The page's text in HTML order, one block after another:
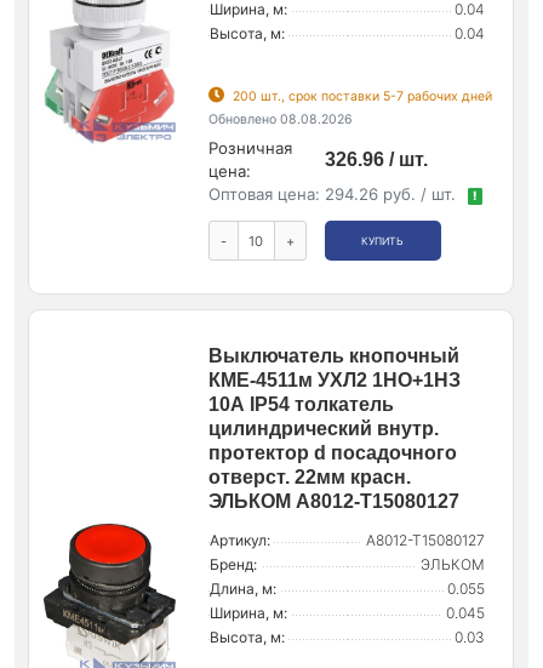
Ширина, м:
0.04
Высота, м:
0.04
200 шт., срок поставки 5-7 рабочих дней
Обновлено 08.08.2026
Розничная
цена:
326.96 / шт.
Оптовая цена: 294.26 руб. / шт. !
- + КУПИТЬ
Выключатель кнопочный
КМЕ-4511м УХЛ2 1НО+1НЗ
10А IP54 толкатель
цилиндрический внутр.
протектор d посадочного
отверст. 22мм красн.
ЭЛЬКОМ A8012-T15080127
Артикул:
A8012-T15080127
Бренд:
ЭЛЬКОМ
Длина, м:
0.055
Ширина, м:
0.045
Высота, м:
0.03